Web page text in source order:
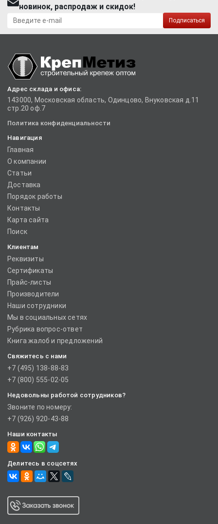
новинок, распродаж и скидок!
Подписаться
Адрес склада и офиса:
143000, Московская область, Одинцово, Внуковская д.11
стр.20 оф.7
Политика конфиденциальности
Навигация
Главная
О компании
Статьи
Доставка
Порядок работы
Контакты
Карта сайта
Поиск
Клиентам
Реквизиты
Сертификаты
Прайс-листы
Производители
Наши сотрудники
Мы в социальных сетях
Рубрика вопрос-ответ
Книга жалоб и предложений
Свяжитесь с нами
+7 (495) 138-88-83
+7 (800) 555-02-05
Недовольны работой сотрудников?
Звоните по номеру:
+7 (926) 920-43-88
Наши контакты
Делитесь в соцсетях